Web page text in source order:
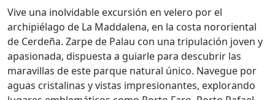
Vive una inolvidable excursión en velero por el
archipiélago de La Maddalena, en la costa nororiental
de Cerdeña. Zarpe de Palau con una tripulación joven y
apasionada, dispuesta a guiarle para descubrir las
maravillas de este parque natural único. Navegue por
aguas cristalinas y vistas impresionantes, explorando